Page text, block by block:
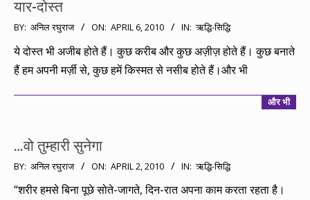
यार-दोस्त
2010-
04-
06
BY: अनिल रघुराज ON: APRIL 6, 2010 IN: ऋद्धि-सिद्धि
ये दोस्त भी अजीब होते हैं। कुछ करीब और कुछ अज़ीज़ होते हैं। कुछ बनाते
हैं हम अपनी मर्ज़ी से, कुछ हमें किस्मत से नसीब होते हैं।और भी
और भी
…वो तुम्हारी सुनेगा
2010-
04-
BY: अनिल रघुराज ON: APRIL 2, 2010 IN: ऋद्धि-सिद्धि
“शरीर हमसे बिना पूछे सोते-जागते, दिन-रात अपना काम करता रहता है।